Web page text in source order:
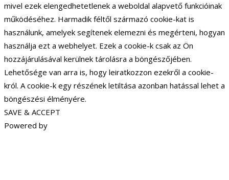
mivel ezek elengedhetetlenek a weboldal alapvető funkcióinak
működéséhez. Harmadik féltől származó cookie-kat is
használunk, amelyek segítenek elemezni és megérteni, hogyan
használja ezt a webhelyet. Ezek a cookie-k csak az Ön
hozzájárulásával kerülnek tárolásra a böngészőjében.
Lehetősége van arra is, hogy leiratkozzon ezekről a cookie-
król. A cookie-k egy részének letiltása azonban hatással lehet a
böngészési élményére.
SAVE & ACCEPT
Powered by